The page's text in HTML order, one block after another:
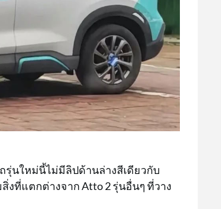
นใหม่นี้ไม่มีลิปด้านล่างสีเดียวกับ
ที่แตกต่างจาก Atto 2 รุ่นอื่นๆ ที่วาง